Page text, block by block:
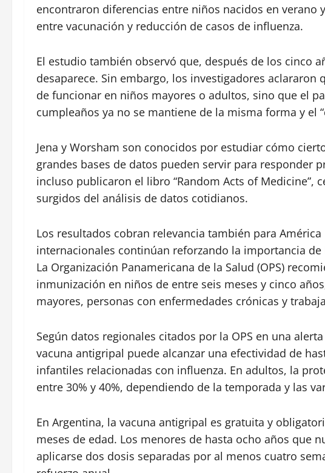
encontraron diferencias entre niños nacidos en verano
entre vacunación y reducción de casos de influenza.
El estudio también observó que, después de los cinco
desaparece. Sin embargo, los investigadores aclararon
de funcionar en niños mayores o adultos, sino que el
cumpleaños ya no se mantiene de la misma forma y el
Jena y Worsham son conocidos por estudiar cómo
grandes bases de datos pueden servir para responder
incluso publicaron el libro “Random Acts of Medicine”,
surgidos del análisis de datos cotidianos.
Los resultados cobran relevancia también para
internacionales continúan reforzando la importancia
La Organización Panamericana de la Salud (OPS)
inmunización en niños de entre seis meses y cinco
mayores, personas con enfermedades crónicas y
Según datos regionales citados por la OPS en una
vacuna antigripal puede alcanzar una efectividad de
infantiles relacionadas con influenza. En adultos, la
entre 30% y 40%, dependiendo de la temporada y las
En Argentina, la vacuna antigripal es gratuita y
meses de edad. Los menores de hasta ocho años que
aplicarse dos dosis separadas por al menos cuatro